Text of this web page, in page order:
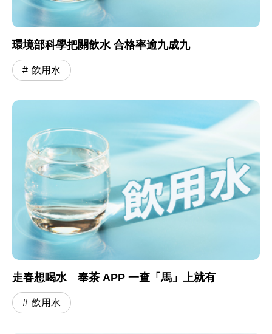
環境部科學把關飲水 合格率逾九成九
飲用水
走春想喝水 奉茶 APP 一查「馬」上就有
飲用水